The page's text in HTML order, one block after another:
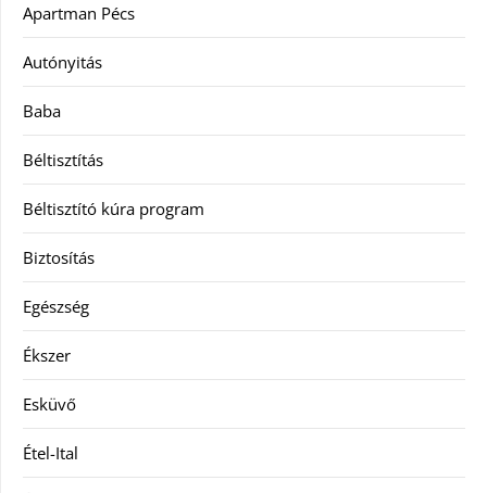
Apartman Pécs
Autónyitás
Baba
Béltisztítás
Béltisztító kúra program
Biztosítás
Egészség
Ékszer
Esküvő
Étel-Ital